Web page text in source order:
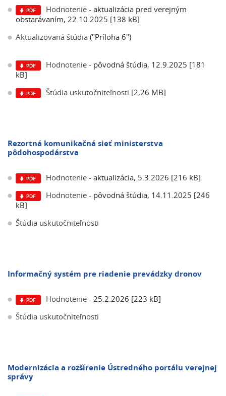
Hodnotenie - aktualizácia pred verejným
obstarávaním, 22.10.2025 [138 kB]
Aktualizovaná štúdia ("Príloha 6")
Hodnotenie - pôvodná štúdia, 12.9.2025 [181
kB]
Štúdia uskutočniteľnosti [2,26 MB]
Rezortná komunikačná sieť ministerstva
pôdohospodárstva
Hodnotenie - aktualizácia, 5.3.2026 [216 kB]
Hodnotenie - pôvodná štúdia, 14.11.2025 [246
kB]
Štúdia uskutočniteľnosti
Informačný systém pre riadenie prevádzky dronov
Hodnotenie - 25.2.2026 [223 kB]
Štúdia uskutočniteľnosti
Modernizácia a rozšírenie Ústredného portálu verejnej
správy